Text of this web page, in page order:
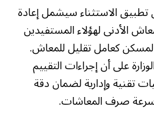
الاستثناء سيشمل إعادة
الأدنى لهؤلاء المستفيدين
كعامل تقليل للمعاش.
على أن إجراءات التقييم
تقنية وإدارية لضمان دقة
صرف المعاشات.